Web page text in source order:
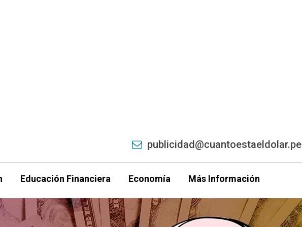
publicidad@cuantoestaeldolar.pe
Educación Financiera Economía Más Información